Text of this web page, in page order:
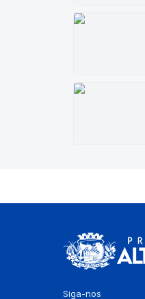
Siga-nos